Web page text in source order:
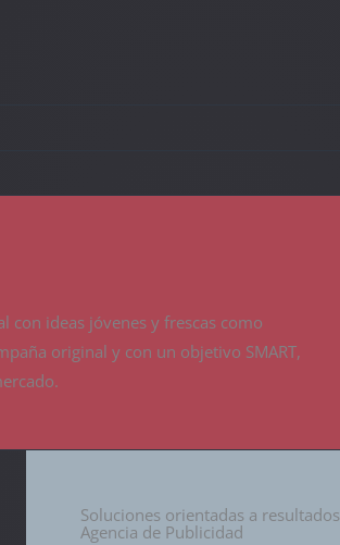
con ideas jóvenes y frescas como
original y con un objetivo SMART,
Soluciones orientadas a resultados
Agencia de Publicidad